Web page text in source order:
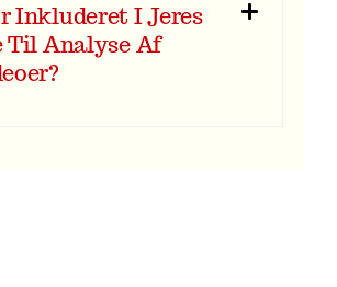
Inkluderet I Jeres
Til Analyse Af